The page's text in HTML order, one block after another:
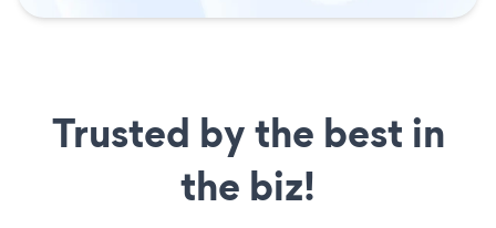
Trusted by the best in
the biz!